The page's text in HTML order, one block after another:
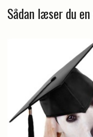
Sådan læser du